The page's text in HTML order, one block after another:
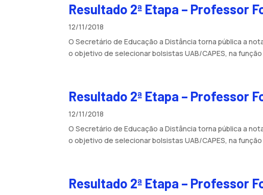
Resultado 2ª Etapa – Professor
12/11/2018
O Secretário de Educação a Distância torna pública a
o objetivo de selecionar bolsistas UAB/CAPES, na
Resultado 2ª Etapa – Professor
12/11/2018
O Secretário de Educação a Distância torna pública a
o objetivo de selecionar bolsistas UAB/CAPES, na
Resultado 2ª Etapa – Professor